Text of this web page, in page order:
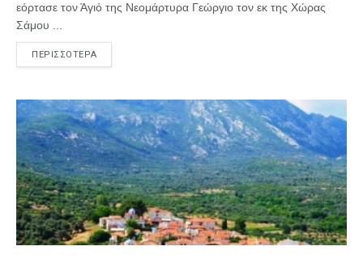
εόρτασε τον Άγιό της Νεομάρτυρα Γεώργιο τον εκ της Χώρας
Σάμου ...
ΠΕΡΙΣΣΟΤΕΡΑ